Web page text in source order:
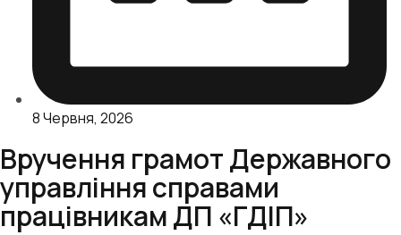
8 Червня, 2026
Вручення грамот Державного
управління справами
працівникам ДП «ГДІП»